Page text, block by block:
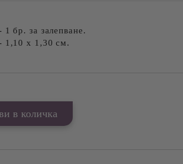
бр. за залепване.
1,10 х 1,30 см.